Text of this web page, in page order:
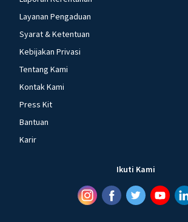
Layanan Pengaduan
Syarat & Ketentuan
Kebijakan Privasi
Tentang Kami
Kontak Kami
Press Kit
Bantuan
Karir
Ikuti Kami